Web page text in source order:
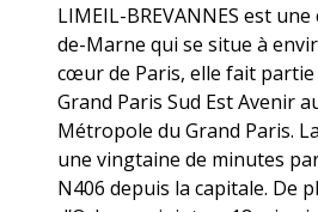
LIMEIL-BREVANNES est
de-Marne qui se situe à
cœur de Paris, elle fait
Grand Paris Sud Est Avenir
Métropole du Grand Paris.
une vingtaine de minutes par
N406 depuis la capitale. De